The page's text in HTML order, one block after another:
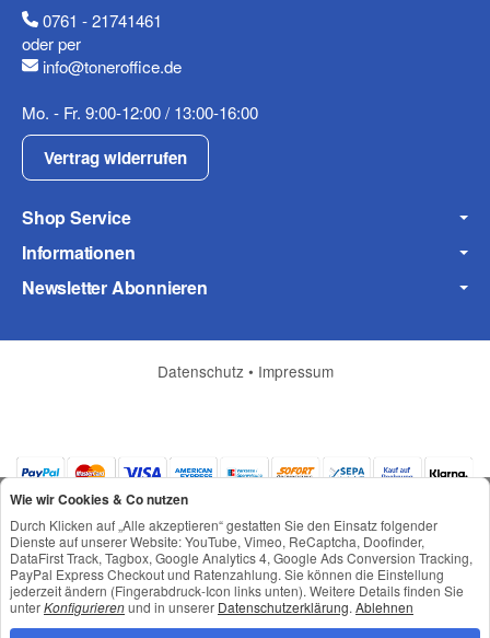
0761 - 21741461
oder per
info@toneroffice.de
Mo. - Fr. 9:00-12:00 / 13:00-16:00
Vertrag widerrufen
Shop Service
Informationen
Newsletter Abonnieren
Datenschutz • Impressum
*Alle Preise inkl. gesetzlicher USt., zzgl.Versand
© © Toneroffice.de
Wie wir Cookies & Co nutzen
Durch Klicken auf „Alle akzeptieren“ gestatten Sie den Einsatz folgender
Dienste auf unserer Website: YouTube, Vimeo, ReCaptcha, Doofinder,
DataFirst Track, Tagbox, Google Analytics 4, Google Ads Conversion Tracking,
PayPal Express Checkout und Ratenzahlung. Sie können die Einstellung
jederzeit ändern (Fingerabdruck-Icon links unten). Weitere Details finden Sie
unterKonfigurierenund in unserer Datenschutzerklärung. Ablehnen